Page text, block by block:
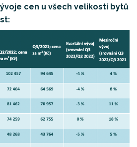
cen u všech velikostí bytů